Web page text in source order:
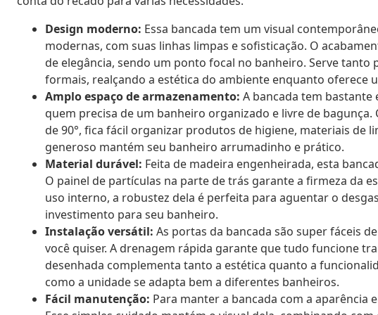
Design moderno: Essa bancada tem um visual
modernas, com suas linhas limpas e sofisticação. O
de elegância, sendo um ponto focal no banheiro. Serve
formais, realçando a estética do ambiente enquanto oferece
Amplo espaço de armazenamento: A bancada tem bastante
quem precisa de um banheiro organizado e livre de
de 90°, fica fácil organizar produtos de higiene, materiais de
generoso mantém seu banheiro arrumadinho e prático.
Material durável: Feita de madeira engenheirada, esta
O painel de partículas na parte de trás garante a firmeza da
uso interno, a robustez dela é perfeita para aguentar o
investimento para seu banheiro.
Instalação versátil: As portas da bancada são super fáceis
você quiser. A drenagem rápida garante que tudo funcione
desenhada complementa tanto a estética quanto a
como a unidade se adapta bem a diferentes banheiros.
Fácil manutenção: Para manter a bancada com a aparência